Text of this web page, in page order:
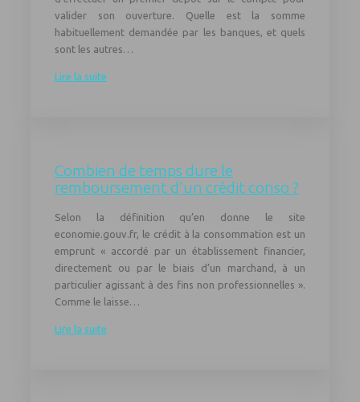
valider son ouverture. Quelle est la somme
habituellement demandée par les banques, et quels
sont les autres…
Lire la suite
Combien de temps dure le
remboursement d’un crédit conso ?
Selon la définition qu’en donne le site
economie.gouv.fr, le crédit à la consommation est un
emprunt « accordé par un établissement financier,
directement ou par le biais d’un marchand, à un
particulier agissant à des fins non professionnelles ».
Comme le laisse…
Lire la suite